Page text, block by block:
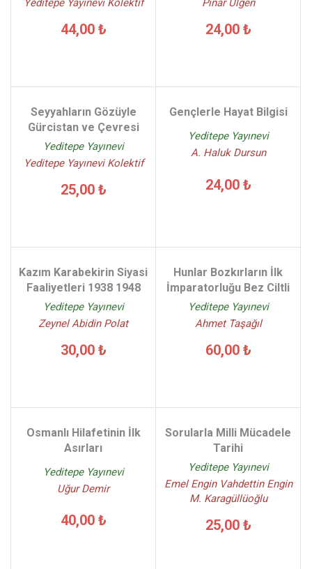
Yeditepe Yayınevi Kolektif
44,00 ₺
Pınar Ülgen
24,00 ₺
Seyyahların Gözüyle
Gürcistan ve Çevresi
Yeditepe Yayınevi
Yeditepe Yayınevi Kolektif
25,00 ₺
Gençlerle Hayat Bilgisi
Yeditepe Yayınevi
A. Haluk Dursun
24,00 ₺
Kazım Karabekirin Siyasi
Faaliyetleri 1938 1948
Yeditepe Yayınevi
Zeynel Abidin Polat
30,00 ₺
Hunlar Bozkırların İlk
İmparatorluğu Bez Ciltli
Yeditepe Yayınevi
Ahmet Taşağıl
60,00 ₺
Osmanlı Hilafetinin İlk
Asırları
Yeditepe Yayınevi
Uğur Demir
40,00 ₺
Sorularla Milli Mücadele
Tarihi
Yeditepe Yayınevi
Emel Engin Vahdettin Engin
M. Karagüllüoğlu
25,00 ₺